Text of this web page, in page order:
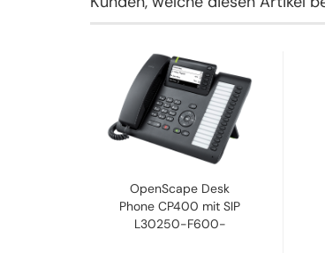
OpenScape Desk
Phone CP400 mit SIP
L30250-F600-